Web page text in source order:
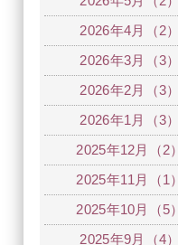
2026年4月（2）
2026年3月（3）
2026年2月（3）
2026年1月（3）
2025年12月（2）
2025年11月（1）
2025年10月（5）
2025年9月（4）